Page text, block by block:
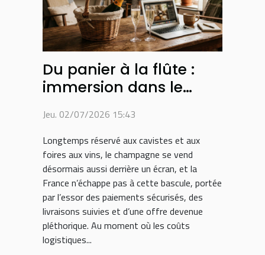
Du panier à la flûte :
immersion dans le
champagne sur
internet
Jeu. 02/07/2026 15:43
Longtemps réservé aux cavistes et aux
foires aux vins, le champagne se vend
désormais aussi derrière un écran, et la
France n’échappe pas à cette bascule, portée
par l’essor des paiements sécurisés, des
livraisons suivies et d’une offre devenue
pléthorique. Au moment où les coûts
logistiques...